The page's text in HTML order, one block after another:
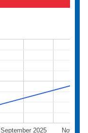
September 2025